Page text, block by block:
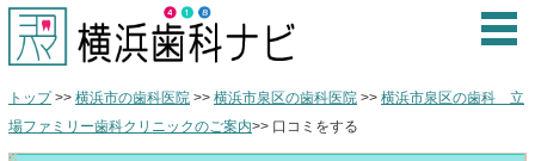
トップ>> 横浜市の歯科医院 >> 横浜市泉区の歯科医院 >> 横浜市泉区の歯科 立
場ファミリー歯科クリニックのご案内>> 口コミをする